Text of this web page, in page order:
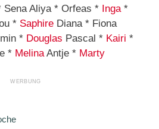
Aliya * Orfeas * Inga*
* Saphire Diana * Fiona
* Douglas Pascal * Kairi *
* MelinaAntje * Marty